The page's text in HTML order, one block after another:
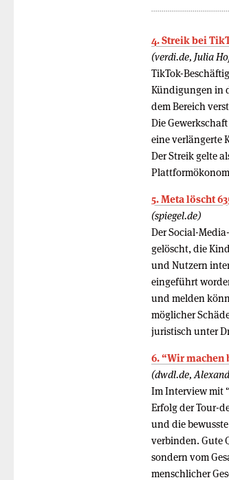
4. Streik bei
(verdi.de, Julia
TikTok-
Kündigungen in
dem Bereich
Die
eine verlängerte
Der Streik gelte
5. Meta löscht
(spiegel.de)
Der Social-
gelöscht, die
und Nutzern
eingeführt
und melden
möglicher
juristisch unter
6. “Wir machen
(dwdl.de,
Im Interview mit
Erfolg der Tour-
und die
verbinden. Gute
sondern vom
menschlicher